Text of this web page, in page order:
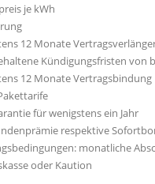
je kWh
12 Monate
Kündigungsfristen von
12 Monate Vertragsbindung
für wenigstens ein Jahr
respektive
monatliche
oder Kaution